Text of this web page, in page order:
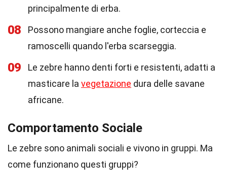
principalmente di erba.
08
Possono mangiare anche foglie, corteccia e
ramoscelli quando l'erba scarseggia.
09
Le zebre hanno denti forti e resistenti, adatti a
masticare la vegetazione dura delle savane
africane.
Comportamento Sociale
Le zebre sono animali sociali e vivono in gruppi. Ma
come funzionano questi gruppi?